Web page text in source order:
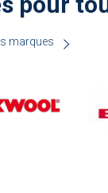
marques